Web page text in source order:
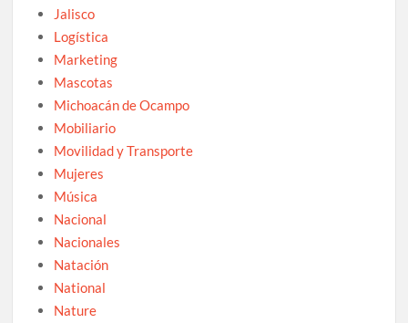
Jalisco
Logística
Marketing
Mascotas
Michoacán de Ocampo
Mobiliario
Movilidad y Transporte
Mujeres
Música
Nacional
Nacionales
Natación
National
Nature